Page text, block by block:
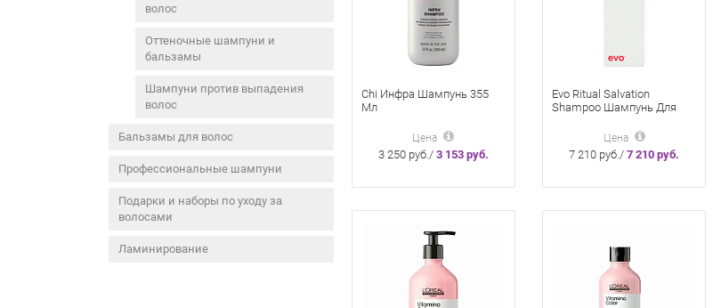
волос
Оттеночные шампуни и
бальзамы
Шампуни против выпадения
волос
Бальзамы для волос
Профессиональные шампуни
Подарки и наборы по уходу за
волосами
Ламинирование
Chi Инфра Шампунь 355
Мл
Цена
3 250 руб./ 3 153 руб.
Evo Ritual Salvation
Shampoo Шампунь Для
Цена
7 210 руб./7 210 руб.